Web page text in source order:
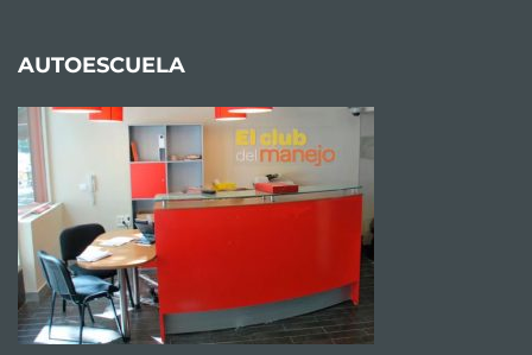
AUTOESCUELA